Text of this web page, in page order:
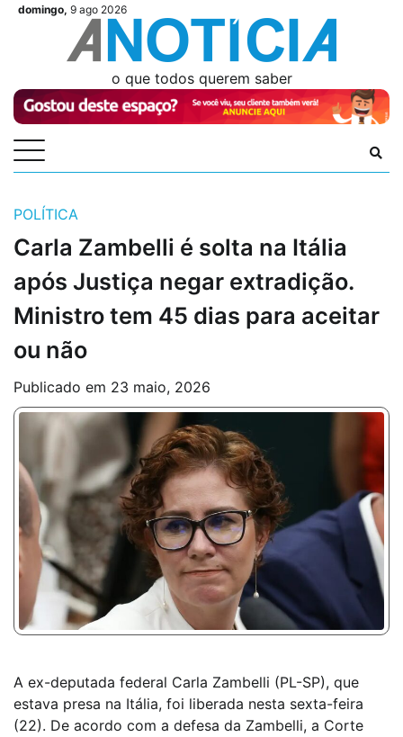
Skipdomingo, 9 ago 2026
Videos
Videos
Podcasts
Podcasts
Author
Author
LoginLogin
o que todos querem saber
POLÍTICA
Carla Zambelli é solta na Itália
após Justiça negar extradição.
Ministro tem 45 dias para aceitar
ou não
Publicado em 23 maio, 2026
A ex-deputada federal Carla Zambelli (PL-SP), que
estava presa na Itália, foi liberada nesta sexta-feira
(22). De acordo com a defesa da Zambelli, a Corte